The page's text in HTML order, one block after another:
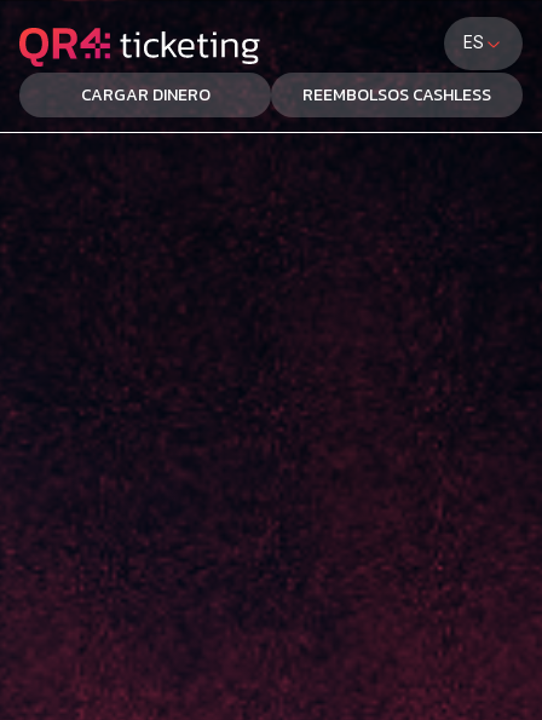
ES
CARGAR DINERO REEMBOLSOS CASHLESS